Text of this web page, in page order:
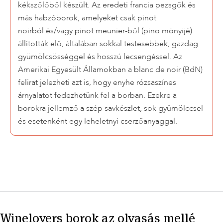
kékszőlőből készült. Az eredeti francia pezsgők és
más habzóborok, amelyeket csak pinot
noirból és/vagy pinot meunier-ből (pino mönyijé)
állították elő, általában sokkal testesebbek, gazdag
gyümölcsösséggel és hosszú lecsengéssel. Az
Amerikai Egyesült Államokban a blanc de noir (BdN)
felirat jelezheti azt is, hogy enyhe rózsaszínes
árnyalatot fedezhetünk fel a borban. Ezekre a
borokra jellemző a szép savkészlet, sok gyümölccsel
és esetenként egy leheletnyi cserzőanyaggal.
Winelovers borok az olvasás mellé